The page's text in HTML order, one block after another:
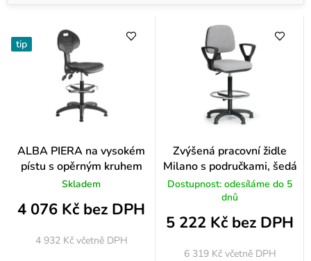
ptip
ALBA PIERA na vysokém
pístu s opěrným kruhem
Skladem
4 076 Kč bez DPH
4 932 Kč včetně DPH
Zvýšená pracovní židle
Milano s područkami, šedá
Dostupnost: odesíláme do 5
dnů
5 222 Kč bez DPH
6 319 Kč včetně DPH